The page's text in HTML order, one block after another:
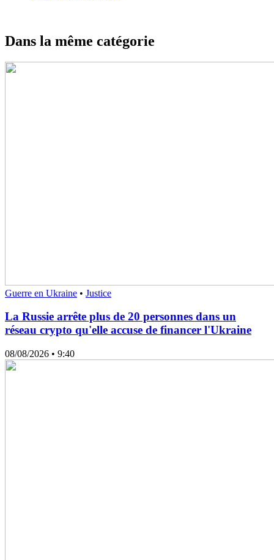
Dans la même catégorie
Guerre en Ukraine • Justice
La Russie arrête plus de 20 personnes dans un
réseau crypto qu'elle accuse de financer l'Ukraine
08/08/2026 • 9:40